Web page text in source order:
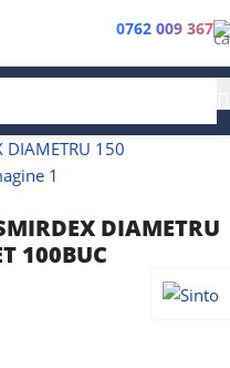
0762 009 367
DIAMETRU
100BUC